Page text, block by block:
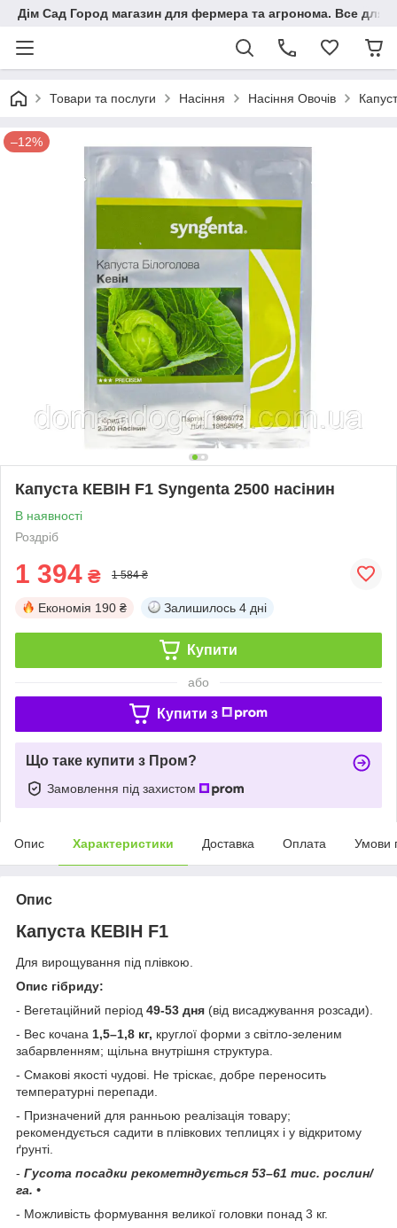
Дім Сад Город магазин для фермера та агронома. Все для
Товари та послуги Насіння Насіння Овочів
–12%
Капуста КЕВІН F1 Syngenta 2500 насінин
В наявності
Роздріб
1 394 ₴ 1 584 ₴
Економія 190 ₴ Залишилось 4 дні
Купити
або
Купити з
Що таке купити з Пром?
Замовлення під захистом
Опис Характеристики Доставка Оплата Умови
Опис
Капуста КЕВІН F1
Для вирощування під плівкою.
Опис гібриду:
- Вегетаційний період 49-53 дня (від висаджування розсади).
- Вес кочана 1,5–1,8 кг, круглої форми з світло-зеленим
забарвленням; щільна внутрішня структура.
- Смакові якості чудові. Не тріскає, добре переносить
температурні перепади.
- Призначений для ранньою реалізація товару;
рекомендується садити в плівкових теплицях і у відкритому
ґрунті.
- Гусота посадки рекометндується 53–61 тис. рослин/
га. •
- Можливість формування великої головки понад 3 кг.